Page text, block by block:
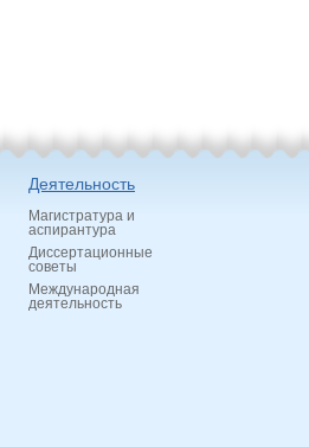
Деятельность
Магистратура и
аспирантура
Диссертационные
советы
Международная
деятельность